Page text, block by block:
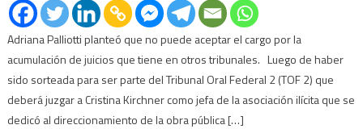
Adriana Palliotti planteó que no puede aceptar el cargo por la
acumulación de juicios que tiene en otros tribunales. Luego de haber
sido sorteada para ser parte del Tribunal Oral Federal 2 (TOF 2) que
deberá juzgar a Cristina Kirchner como jefa de la asociación ilícita que se
dedicó al direccionamiento de la obra pública […]